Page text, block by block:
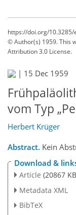
https://doi.org/10.3285/
© Author(s) 1959. This
Attribution 3.0 License.
| 15 Dec 1959
vom Typ
Herbert Krüger
Abstract. Kein
Download &
Article (20867
Metadata XML
BibTeX